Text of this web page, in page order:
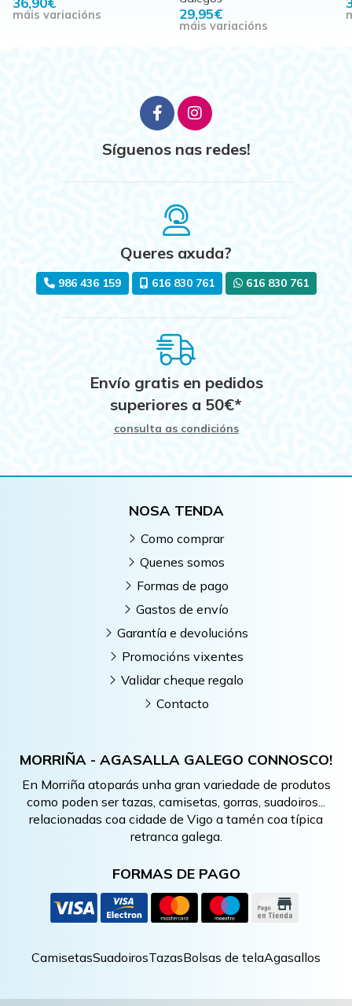
máis variacións 29,95€
máis variacións
Síguenos nas redes!
Queres axuda?
986 436 159 616 830 761 616 830 761
Envío gratis en pedidos
superiores a 50€*
consulta as condicións
MORRIÑA - AGASALLA GALEGO CONNOSCO!
En Morriña atoparás unha gran variedade de produtos
como poden ser tazas, camisetas, gorras, suadoiros...
relacionadas coa cidade de Vigo a tamén coa típica
retranca galega.
FORMAS DE PAGO
NOSA TENDA
Como comprar
Quenes somos
Formas de pago
Gastos de envío
Garantía e devolucións
Promocións vixentes
Validar cheque regalo
Contacto
CamisetasSuadoirosTazasBolsas de telaAgasallos